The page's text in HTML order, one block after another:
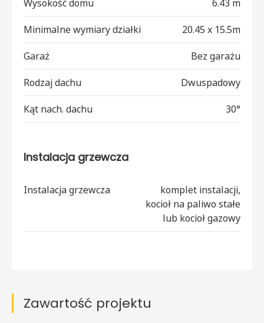
Wysokość domu 6.43 m
Minimalne wymiary działki 20.45 x 15.5m
Garaż Bez garażu
Rodzaj dachu Dwuspadowy
Kąt nach. dachu 30°
Instalacja grzewcza
Instalacja grzewcza
komplet instalacji,
kocioł na paliwo stałe
lub kocioł gazowy
Zawartość projektu